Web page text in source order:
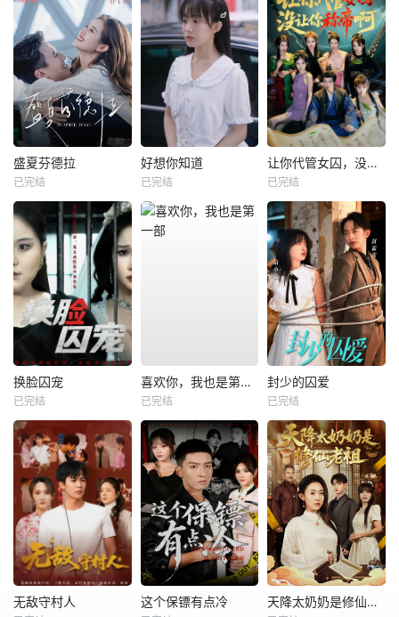
盛夏芬德拉
已完结
好想你知道
已完结
让你代管女囚，没让你称帝啊
已完结
换脸囚宠
已完结
喜欢你，我也是第一部
已完结
封少的囚爱
已完结
无敌守村人 这个保镖有点冷 天降太奶奶是修仙老祖